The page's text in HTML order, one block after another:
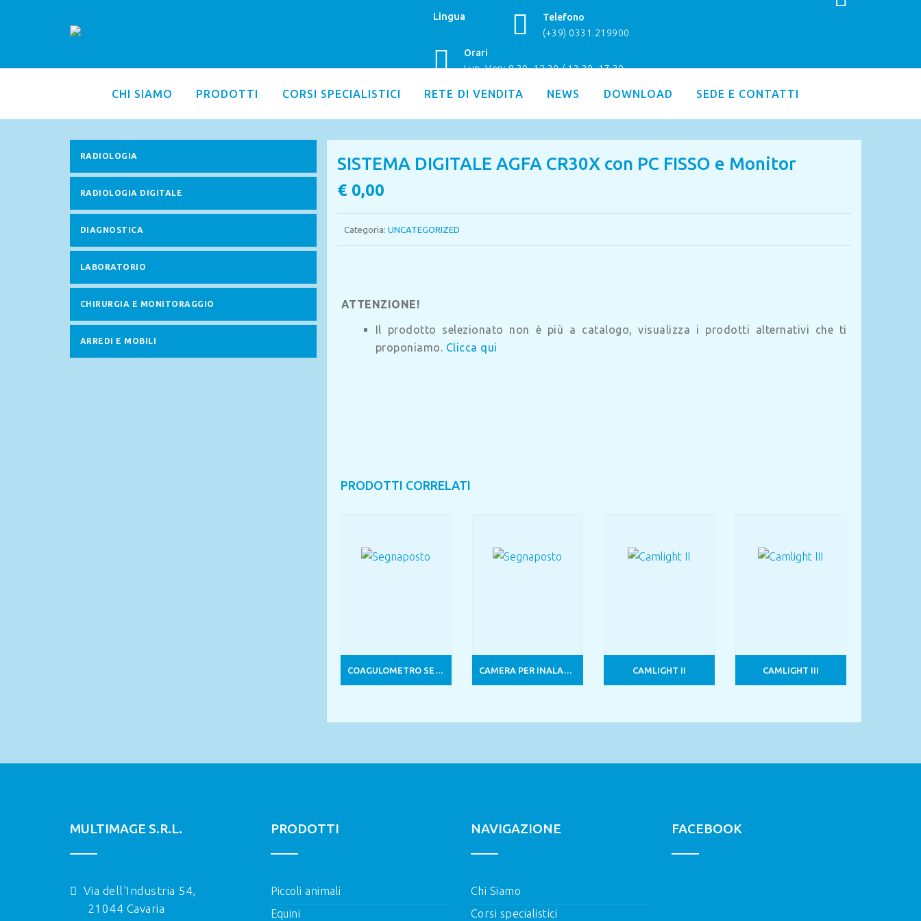
Lingua
Telefono
(+39) 0331.219900
Orari
Lun–Ven: 8.30–12.30 / 13.30–17.30
CHI SIAMO PRODOTTI CORSI SPECIALISTICI RETE DI VENDITA NEWS DOWNLOAD SEDE E CONTATTI
RADIOLOGIA
RADIOLOGIA DIGITALE
DIAGNOSTICA
LABORATORIO
CHIRURGIA E MONITORAGGIO
ARREDI E MOBILI
SISTEMA DIGITALE AGFA CR30X con PC FISSO e Monitor
€ 0,00
Categoria: UNCATEGORIZED
ATTENZIONE!
Il prodotto selezionato non è più a catalogo, visualizza i prodotti alternativi che ti
proponiamo. Clicca qui
PRODOTTI CORRELATI
CAMLIGHT II CAMLIGHT III
MULTIMAGE S.R.L.
Via dell'Industria 54,
21044 Cavaria
PRODOTTI
Piccoli animali
Equini
NAVIGAZIONE
Chi Siamo
Corsi specialistici
FACEBOOK